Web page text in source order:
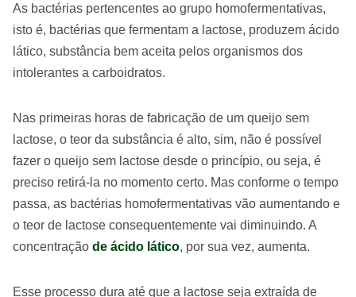
As bactérias pertencentes ao grupo homofermentativas,
isto é, bactérias que fermentam a lactose, produzem ácido
lático, substância bem aceita pelos organismos dos
intolerantes a carboidratos.
Nas primeiras horas de fabricação de um queijo sem
lactose, o teor da substância é alto, sim, não é possível
fazer o queijo sem lactose desde o princípio, ou seja, é
preciso retirá-la no momento certo. Mas conforme o tempo
passa, as bactérias homofermentativas vão aumentando e
o teor de lactose consequentemente vai diminuindo. A
concentração de ácido lático, por sua vez, aumenta.
Esse processo dura até que a lactose seja extraída de